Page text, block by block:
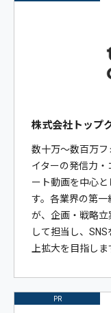
株式会社トップ
数十万〜数百万
イターの発信力
ート動画を中心
す。各業界の第
が、企画・戦略
して担当し、
上拡大を目指しま
PR